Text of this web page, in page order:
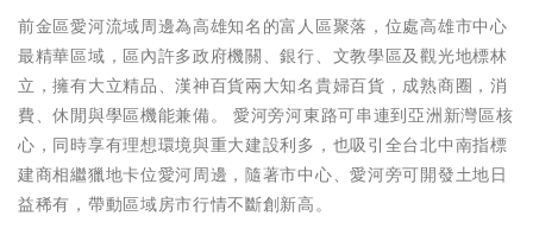
前金區愛河流域周邊為高雄知名的富人區聚落，位處高雄市中心
最精華區域，區內許多政府機關、銀行、文教學區及觀光地標林
立，擁有大立精品、漢神百貨兩大知名貴婦百貨，成熟商圈，消
費、休閒與學區機能兼備。 愛河旁河東路可串連到亞洲新灣區核
心，同時享有理想環境與重大建設利多，也吸引全台北中南指標
建商相繼獵地卡位愛河周邊，隨著市中心、愛河旁可開發土地日
益稀有，帶動區域房市行情不斷創新高。